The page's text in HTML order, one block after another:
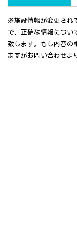
※施設情報が変更され
で、正確な情報につい
致します。もし内容の
ますがお問い合わせよ